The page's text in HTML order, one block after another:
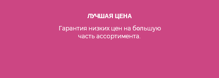
ЛУЧШАЯ ЦЕНА
Гарантия низких цен на большую
часть ассортимента.